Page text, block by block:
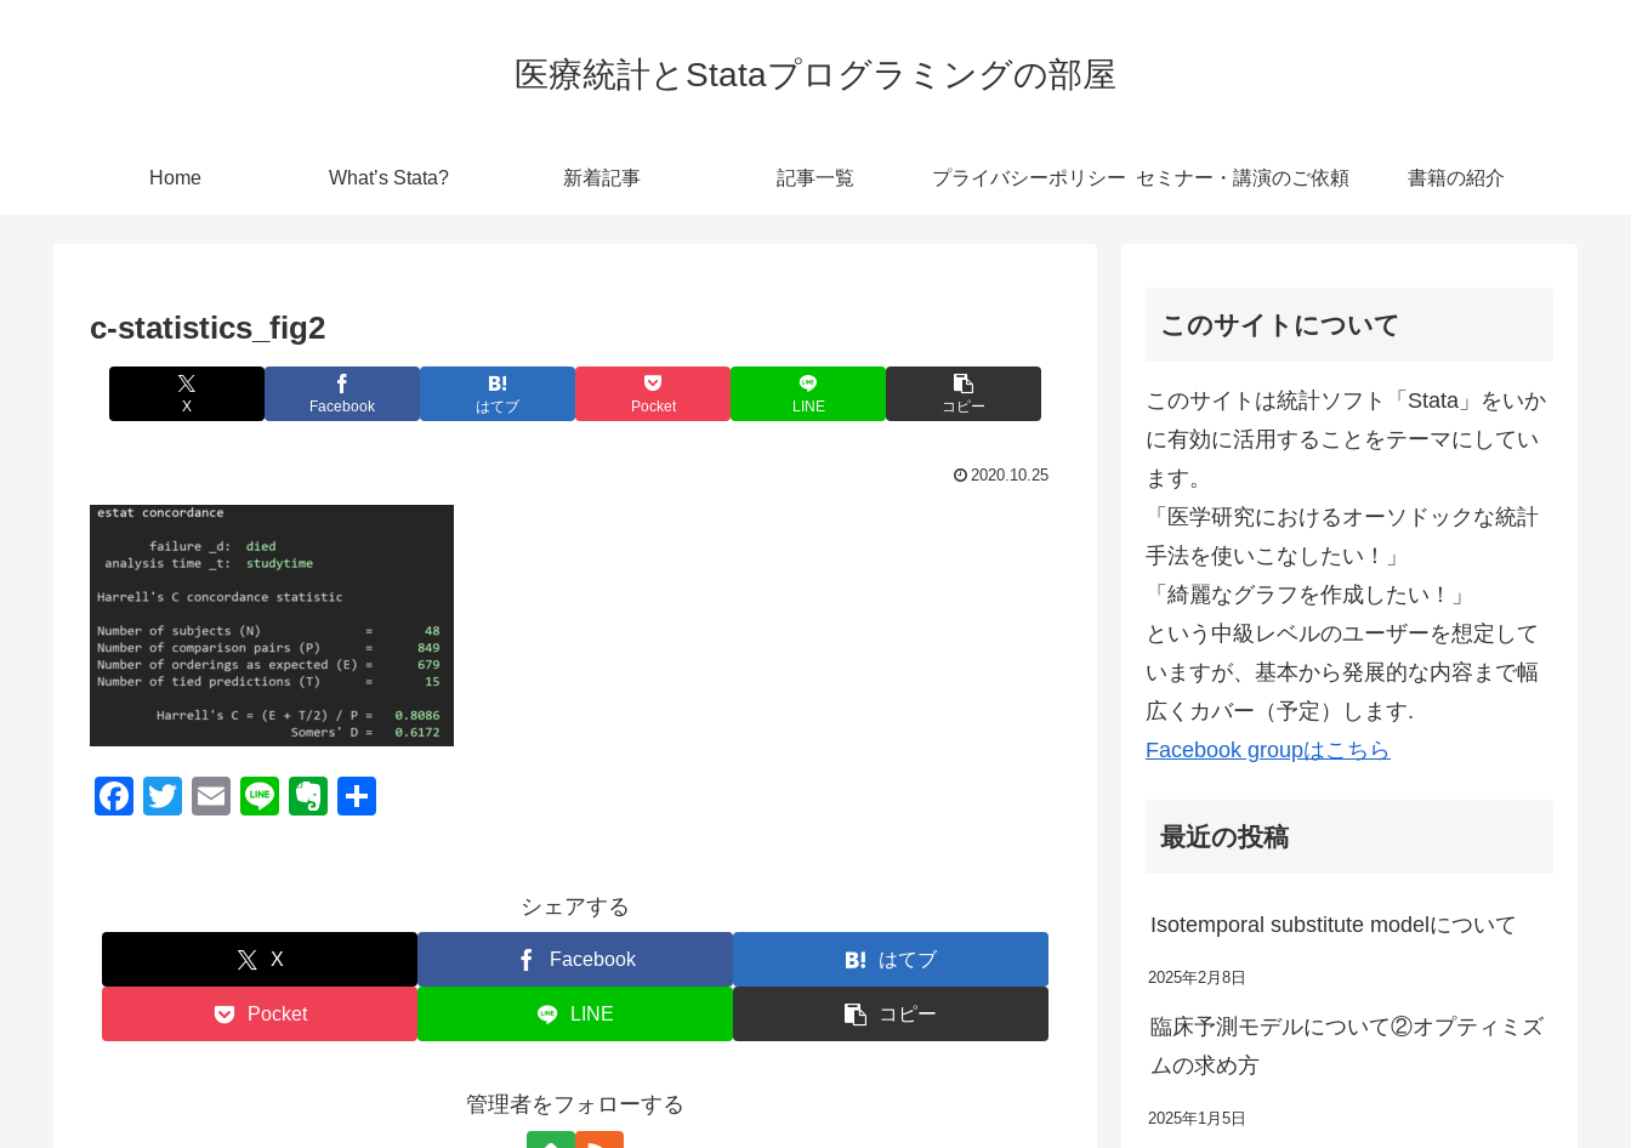
医療統計とStataプログラミングの部屋
Home What’s Stata? 新着記事 記事一覧 プライバシーポリシー セミナー・講演のご依頼 書籍の紹介
c-statistics_fig2
X Facebook はてブ Pocket LINE コピー
2020.10.25
F
o
T
E
Li
E
e
シェアする
X Facebook はてブ
Pocket LINE コピー
管理者をフォローする
このサイトについて
このサイトは統計ソフト「Stata」をいか
に有効に活用することをテーマにしてい
ます。
「医学研究におけるオーソドックな統計
手法を使いこなしたい！」
「綺麗なグラフを作成したい！」
という中級レベルのユーザーを想定して
いますが、基本から発展的な内容まで幅
広くカバー（予定）します.
Facebook groupはこちら
最近の投稿
Isotemporal substitute modelについて
2025年2月8日
臨床予測モデルについて②オプティミズ
ムの求め方
2025年1月5日